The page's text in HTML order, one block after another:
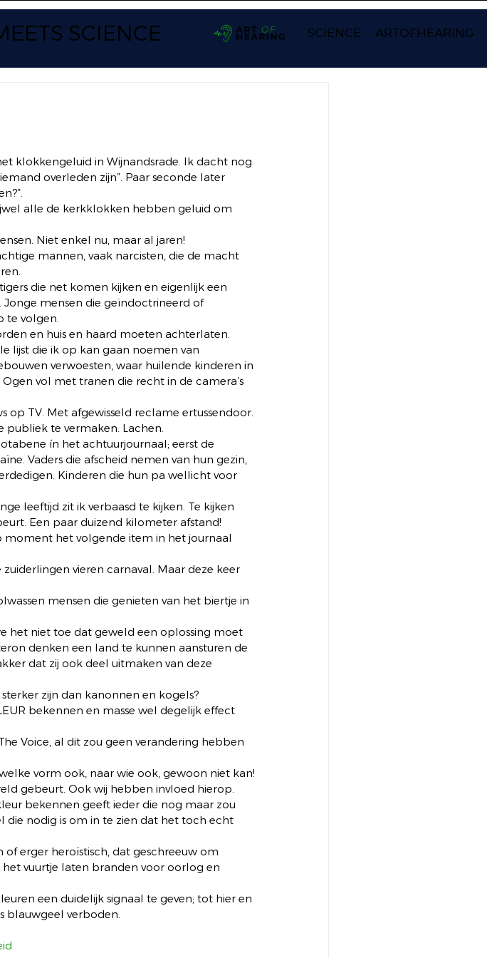
SCIENCE SCIENCE ARTOFHEARING
klokkengeluid in Wijnandsrade. Ik dacht nog
overleden zijn”. Paar seconde later
alle de kerkklokken hebben geluid om
Niet enkel nu, maar al jaren!
mannen, vaak narcisten, die de macht
die net komen kijken en eigenlijk een
mensen die geïndoctrineerd of
te volgen.
en huis en haard moeten achterlaten.
lijst die ik op kan gaan noemen van
verwoesten, waar huilende kinderen in
vol met tranen die recht in de camera’s
TV. Met afgewisseld reclame ertussendoor.
te vermaken. Lachen.
ín het achtuurjournaal; eerst de
Vaders die afscheid nemen van hun gezin,
Kinderen die hun pa wellicht voor
leeftijd zit ik verbaasd te kijken. Te kijken
Een paar duizend kilometer afstand!
moment het volgende item in het journaal
vieren carnaval. Maar deze keer
mensen die genieten van het biertje in
het niet toe dat geweld een oplossing moet
denken een land te kunnen aansturen de
dat zij ook deel uitmaken van deze
zijn dan kanonnen en kogels?
bekennen en masse wel degelijk effect
Voice, al dit zou geen verandering hebben
vorm ook, naar wie ook, gewoon niet kan!
gebeurt. Ook wij hebben invloed hierop.
bekennen geeft ieder die nog maar zou
die nodig is om in te zien dat het toch echt
erger heroïstisch, dat geschreeuw om
vuurtje laten branden voor oorlog en
een duidelijk signaal te geven; tot hier en
blauwgeel verboden.